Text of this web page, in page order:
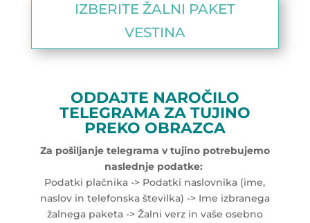
IZBERITE ŽALNI PAKET
VESTINA
ODDAJTE NAROČILO
TELEGRAMA ZA TUJINO
PREKO OBRAZCA
Za pošiljanje telegrama v tujino potrebujemo
naslednje podatke:
Podatki plačnika -> Podatki naslovnika (ime,
naslov in telefonska številka) -> Ime izbranega
žalnega paketa -> Žalni verz in vaše osebno